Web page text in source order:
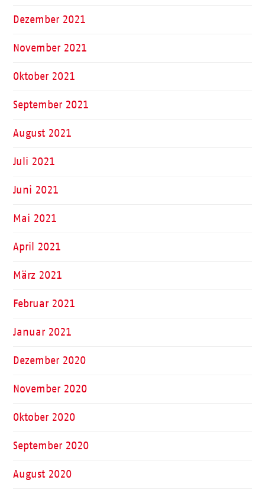
Dezember 2021
November 2021
Oktober 2021
September 2021
August 2021
Juli 2021
Juni 2021
Mai 2021
April 2021
März 2021
Februar 2021
Januar 2021
Dezember 2020
November 2020
Oktober 2020
September 2020
August 2020